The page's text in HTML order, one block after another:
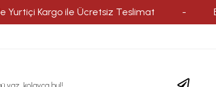
Kargo ile Ücretsiz Teslimat - Bakır